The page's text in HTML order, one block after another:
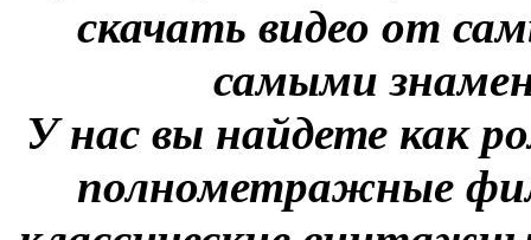
скачать видео от
самыми
У нас вы найдете как
полнометражные